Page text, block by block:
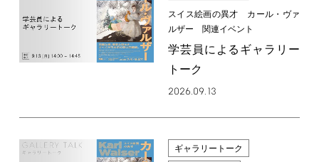
スイス絵画の異才 カール・ヴァ
ルザー 関連イベント
学芸員によるギャラリー
トーク
2026.09.13
ギャラリートーク